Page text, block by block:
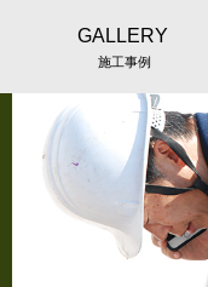
GALLERY
施工事例